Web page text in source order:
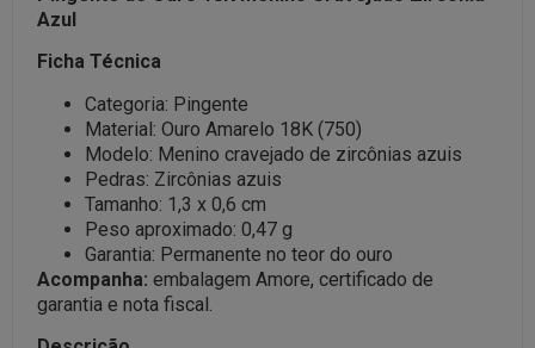
Azul
Ficha Técnica
Categoria: Pingente
Material: Ouro Amarelo 18K (750)
Modelo: Menino cravejado de zircônias azuis
Pedras: Zircônias azuis
Tamanho: 1,3 x 0,6 cm
Peso aproximado: 0,47 g
Garantia: Permanente no teor do ouro
Acompanha: embalagem Amore, certificado de
garantia e nota fiscal.